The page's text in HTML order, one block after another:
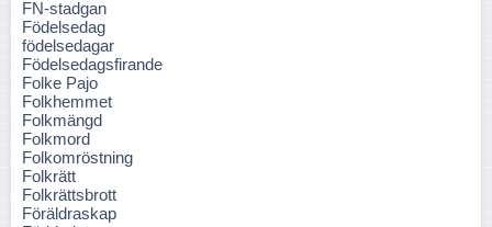
FN-stadgan
Födelsedag
födelsedagar
Födelsedagsfirande
Folke Pajo
Folkhemmet
Folkmängd
Folkmord
Folkomröstning
Folkrätt
Folkrättsbrott
Föräldraskap